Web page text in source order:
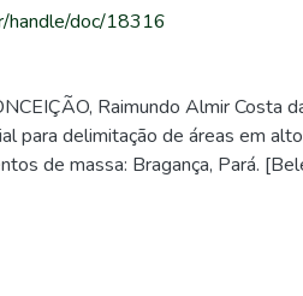
handle/doc/18316
Raimundo Almir Costa
para delimitação de áreas em
de massa: Bragança, Pará.